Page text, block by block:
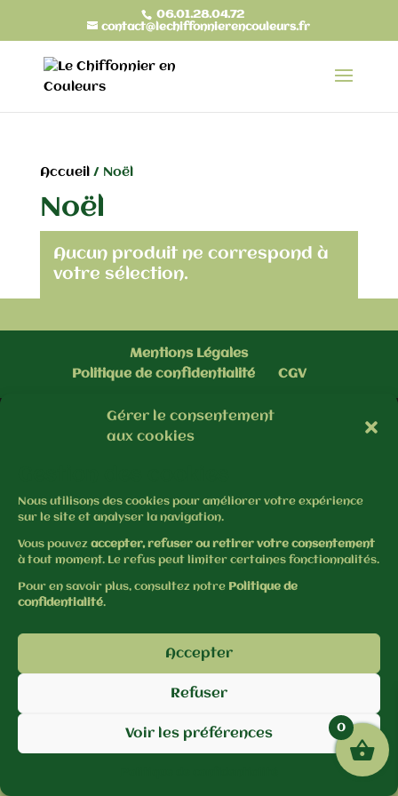
Gérer le consentement
aux cookies
Nous utilisons des cookies pour améliorer votre expérience
sur le site et analyser la navigation.
Vous pouvez accepter, refuser ou retirer votre consentement
à tout moment. Le refus peut limiter certaines fonctionnalités.
Pour en savoir plus, consultez notre Politique de
confidentialité.
Accepter
Refuser
Voir les préférences
06.01.28.04.72
contact@lechiffonnierencouleurs.fr
Accueil/ Noël
Noël
Aucun produit ne correspond à
votre sélection.
Mentions Légales
Politique de confidentialité
CGV
0